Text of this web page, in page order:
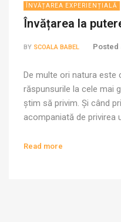
ÎNVĂȚAREA EXPERIENȚIALĂ
Învățarea la
BY SCOALA BABEL Posted
De multe ori natura este
răspunsurile la cele mai
știm să privim. Și când
acompaniată de privirea
descoperă că în acvariu,
Read more